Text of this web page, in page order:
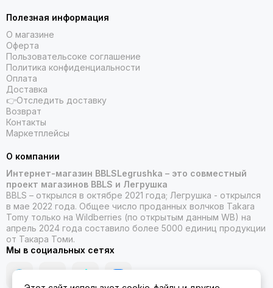
Полезная информация
О магазине
Оферта
Пользовательсоке соглашение
Политика конфиденциальности
Оплата
Доставка
👉Отследить доставку
Возврат
Контакты
Маркетплейсы
О компании
Интернет-магазин BBLSLegrushka – это совместный
проект магазинов BBLS и Легрушка
BBLS – открылся в октябре 2021 года; Легрушка - открылся
в мае 2022 года. Общее число проданных волчков Takara
Tomy только на Wildberries (по открытым данным WB) на
апрель 2024 года составило более 5000 единиц продукции
от Такара Томи.
Мы в социальных сетях